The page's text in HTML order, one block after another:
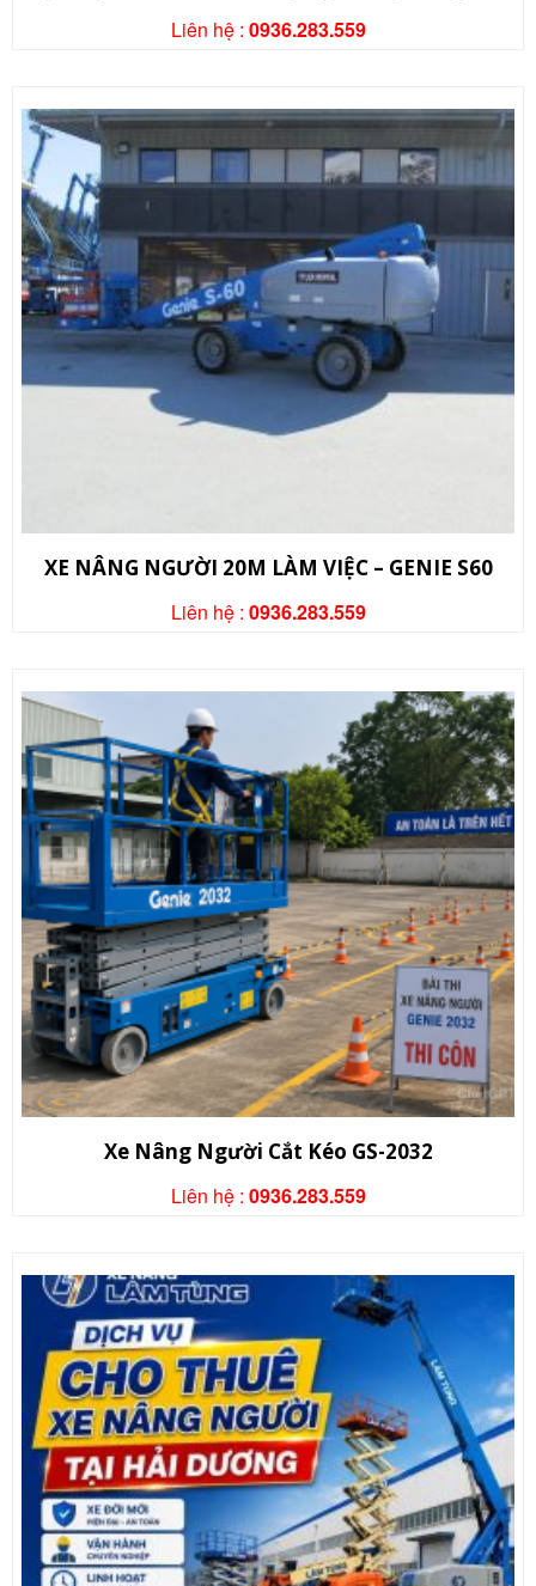
Liên hệ : 0936.283.559
XE NÂNG NGƯỜI 20M LÀM VIỆC – GENIE S60
Liên hệ : 0936.283.559
Xe Nâng Người Cắt Kéo GS-2032
Liên hệ : 0936.283.559